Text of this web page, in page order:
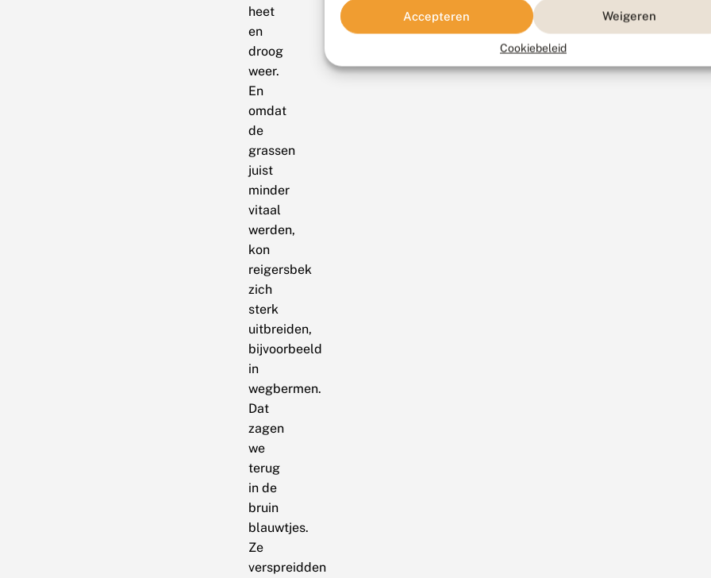
Accepteren Weigeren
Cookiebeleid
heet
en
droog
weer.
En
omdat
de
grassen
juist
minder
vitaal
werden,
kon
reigersbek
zich
sterk
uitbreiden,
bijvoorbeeld
in
wegbermen.
Dat
zagen
we
terug
in de
bruin
blauwtjes.
Ze
verspreidden